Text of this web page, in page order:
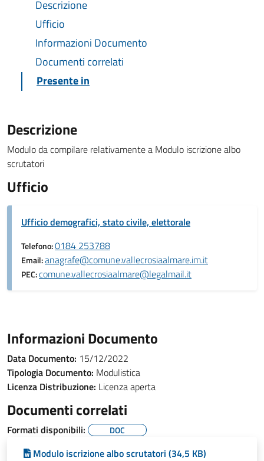
Descrizione
Ufficio
Informazioni Documento
Documenti correlati
Presente in
Descrizione
Modulo da compilare relativamente a Modulo iscrizione albo
scrutatori
Ufficio
Ufficio demografici, stato civile, elettorale
Telefono:0184 253788
Email:anagrafe@comune.vallecrosiaalmare.im.it
PEC:comune.vallecrosiaalmare@legalmail.it
Informazioni Documento
Data Documento: 15/12/2022
Tipologia Documento: Modulistica
Licenza Distribuzione: Licenza aperta
Documenti correlati
Formati disponibili: DOC
Modulo iscrizione albo scrutatori (34,5 KB)